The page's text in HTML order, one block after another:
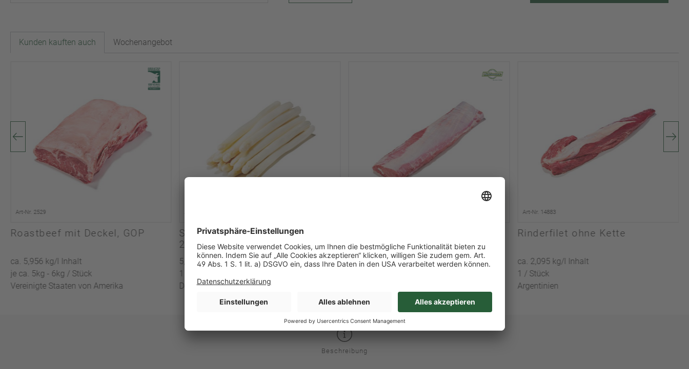
Kunden kauften auch Wochenangebot
Art-Nr. 2529
Roastbeef mit Deckel, GOP
ca. 5,956 kg/l Inhalt
je ca. 5kg - 6kg / Stück
Vereinigte Staaten von Amerika
Spargel weiß, geschält, Ø
21-25mm
5,0 kg/l Inhalt
1 / Kiste
Deutschland
Silberhaut, rosé
ca. 3,603 kg/l Inhalt
Art-Nr. 14883
Rinderfilet ohne Kette
ca. 2,095 kg/l Inhalt
1 / Stück
Argentinien
Beschreibung